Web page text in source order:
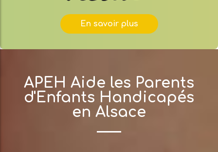
En savoir plus
APEH Aide les Parents
d'Enfants Handicapés
en Alsace